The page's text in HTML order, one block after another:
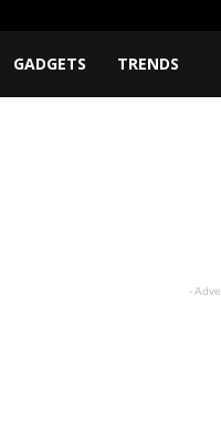
GADGETS TRENDS
-